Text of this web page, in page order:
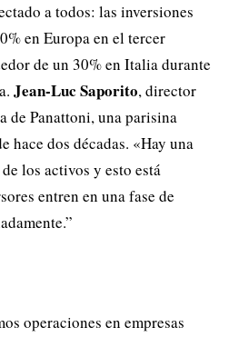
a todos: las inversiones
en Europa en el tercer
de un 30% en Italia durante
Jean-Luc Saporito, director
de Panattoni, una parisina
hace dos décadas. «Hay una
los activos y esto está
entren en una fase de
operaciones en empresas